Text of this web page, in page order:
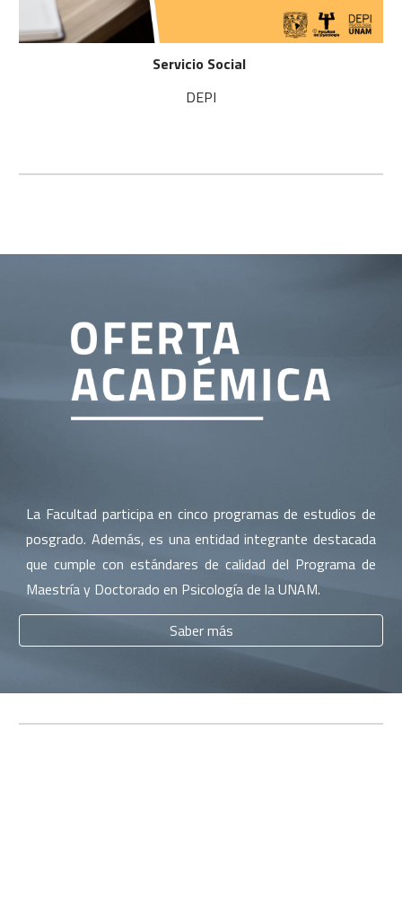
Servicio Social
DEPI
La Facultad participa en cinco programas de estudios de
posgrado. Además, es una entidad integrante destacada
que cumple con estándares de calidad del Programa de
Maestría y Doctorado en Psicología de la UNAM.
Saber más